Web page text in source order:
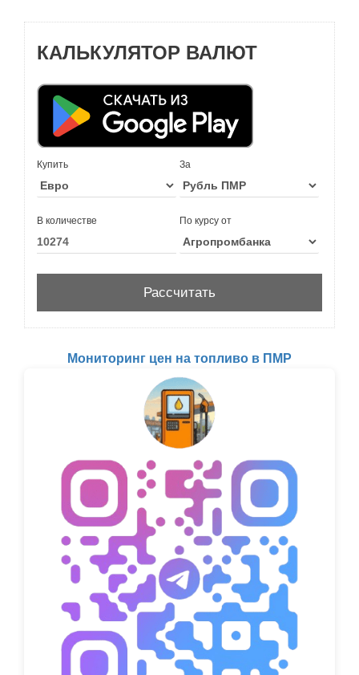
КАЛЬКУЛЯТОР ВАЛЮТ
Купить За
В количестве По курсу от
Мониторинг цен на топливо в ПМР